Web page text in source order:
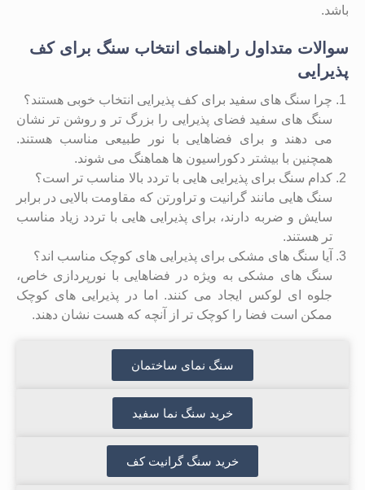
باشد.
سوالات متداول راهنمای انتخاب سنگ برای کف
پذیرایی
چرا سنگ‌ های سفید برای کف پذیرایی انتخاب خوبی هستند؟
سنگ ‌های سفید فضای پذیرایی را بزرگ ‌تر و روشن ‌تر نشان
می ‌دهند و برای فضاهایی با نور طبیعی مناسب هستند.
همچنین با بیشتر دکوراسیون‌ ها هماهنگ می‌ شوند.
کدام سنگ برای پذیرایی ‌هایی با تردد بالا مناسب ‌تر است؟
سنگ ‌هایی مانند گرانیت و تراورتن که مقاومت بالایی در برابر
سایش و ضربه دارند، برای پذیرایی ‌هایی با تردد زیاد مناسب
‌تر هستند.
آیا سنگ ‌های مشکی برای پذیرایی‌ های کوچک مناسب ‌اند؟
سنگ ‌های مشکی به ‌ویژه در فضاهایی با نورپردازی خاص،
جلوه ‌ای لوکس ایجاد می ‌کنند. اما در پذیرایی ‌های کوچک
ممکن است فضا را کوچک ‌تر از آنچه که هست نشان دهند.
سنگ نمای ساختمان
خرید سنگ نما سفید
خرید سنگ گرانیت کف